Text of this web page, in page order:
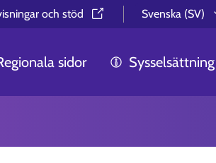
och stöd⁠
Svenska (SV)
sidor